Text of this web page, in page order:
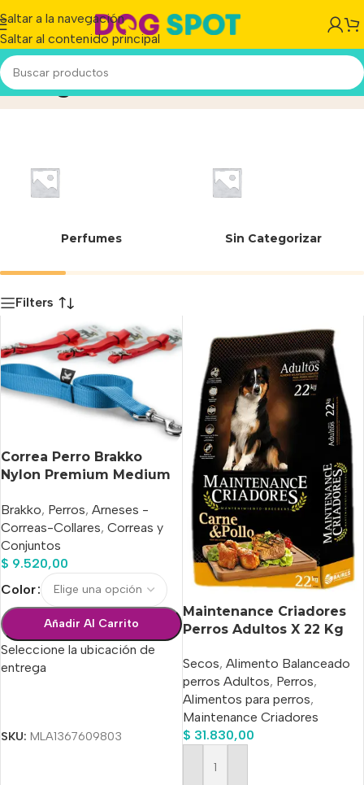
Saltar a la navegación
Saltar al contenido principal
22 kgInicio/Producto
Perfumes Sin Categorizar
Filters
Correa Perro Brakko
Nylon Premium Medium
Brakko, Perros, Arneses -
Correas-Collares, Correas y
Conjuntos
$ 9.520,00
Color
Añadir Al Carrito
Seleccione la ubicación de
entrega
SKU: MLA1367609803
Maintenance Criadores
Perros Adultos X 22 Kg
Secos, Alimento Balanceado
perros Adultos, Perros,
Alimentos para perros,
Maintenance Criadores
$ 31.830,00
Añadir Al Carrito